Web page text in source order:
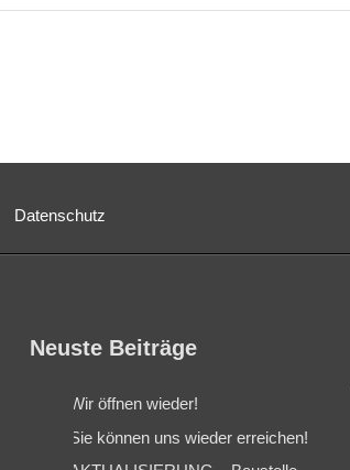
Datenschutz
Neuste Beiträge
Wir öffnen wieder!
Sie können uns wieder erreichen!